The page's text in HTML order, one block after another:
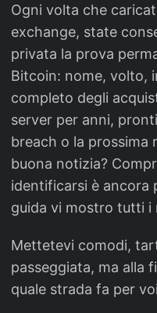
Ogni volta che
exchange, state
privata la prova
Bitcoin: nome, volto,
completo degli
server per anni,
breach o la prossima
buona notizia?
identificarsi è ancora
guida vi mostro tutti i
Mettetevi comodi,
passeggiata, ma alla
quale strada fa per